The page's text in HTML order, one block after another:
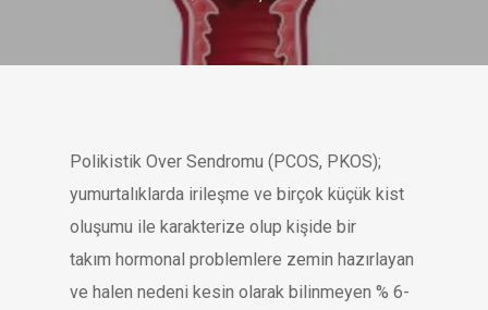
Polikistik Over Sendromu (PCOS, PKOS);
yumurtalıklarda irileşme ve birçok küçük kist
oluşumu ile karakterize olup kişide bir
takım hormonal problemlere zemin hazırlayan
ve halen nedeni kesin olarak bilinmeyen % 6-